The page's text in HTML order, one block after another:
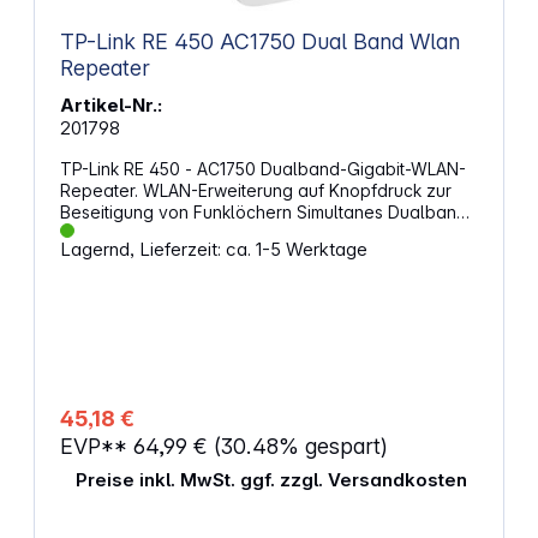
TP-Link RE 450 AC1750 Dual Band Wlan
Repeater
Artikel-Nr.:
201798
TP-Link RE 450 - AC1750 Dualband-Gigabit-WLAN-
Repeater. WLAN-Erweiterung auf Knopfdruck zur
Beseitigung von Funklöchern Simultanes Dualband:
Bis zu 450 Mbit/s auf 2,4GHz und bis zu 1300 Mbit/s
auf 5GHz, ideal für HD-Videostreaming und Online-
Signalstärkeanzeige hilft bei der optimalen
Platzierung Kompatibel mit allen 802.11a/b/g/n/ac-
WLAN-Routern Sie wünschen sich vollen WLAN-
Empfang im ganzen Haus? Der AC1750-Dualband-
WLAN-Repeater RE450 macht Schluss mit
Lagernd, Lieferzeit: ca. 1-5 Werktage
45,18 €
EVP** 64,99 € (30.48% gespart)
Preise inkl. MwSt. ggf. zzgl. Versandkosten